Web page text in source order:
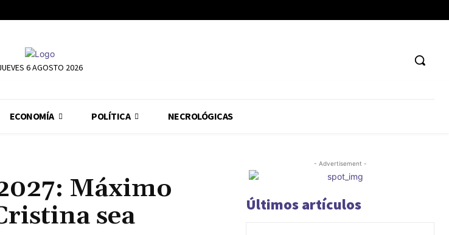
6 AGOSTO 2026
ECONOMÍA POLÍTICA NECROLÓGICAS
Máximo
sea
- Advertisement -
Últimos artículos